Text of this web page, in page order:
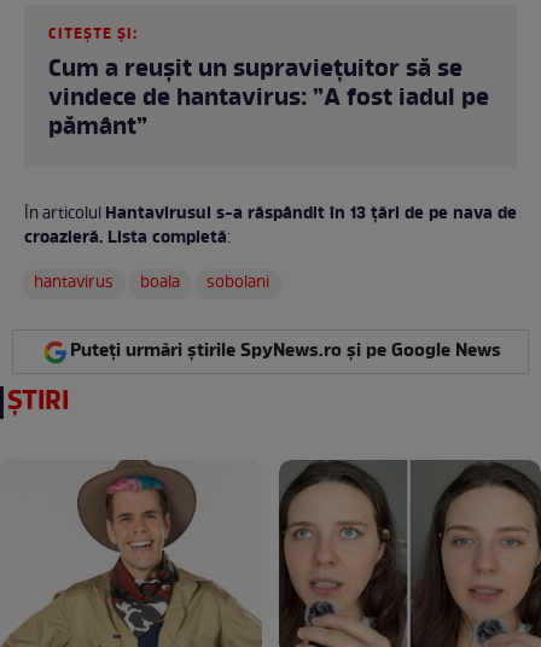
CITEȘTE ȘI:
Cum a reușit un supraviețuitor să se
vindece de hantavirus: ”A fost iadul pe
pământ”
În articolulHantavirusul s-a răspândit în 13 țări de pe nava de
croazieră. Lista completă:
hantavirus
boala sobolani
Puteți urmări știrile SpyNews.ro și pe Google News
ȘTIRI